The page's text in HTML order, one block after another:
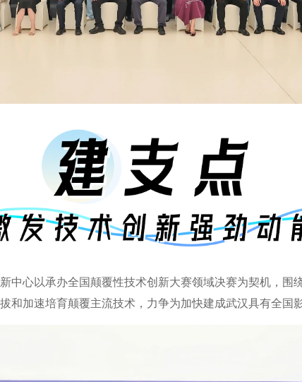
中心以承办全国颠覆性技术创新大赛领域决赛为契机，围
和加速培育颠覆主流技术，力争为加快建成武汉具有全国